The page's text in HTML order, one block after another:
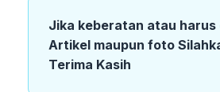
Jika keberatan atau harus
Artikel maupun foto
Terima Kasih